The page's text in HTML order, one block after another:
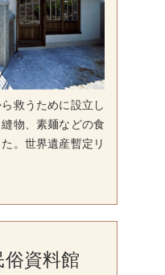
救うために設立し
物、素麺などの食
。世界遺産暫定リ
資料館